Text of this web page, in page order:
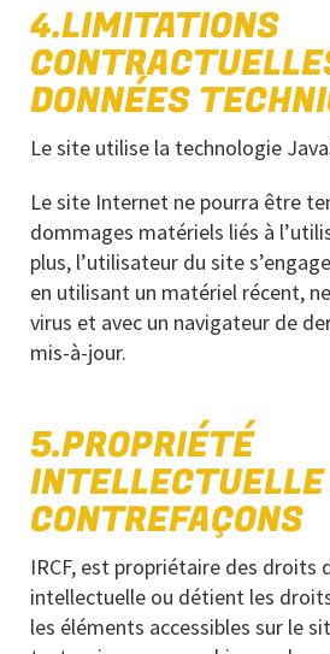
4.LIMITATIONS
DONNÉES
Le site utilise la technologie
Le site Internet ne pourra être
dommages matériels liés à
plus, l’utilisateur du site
en utilisant un matériel récent,
virus et avec un navigateur de
mis-à-jour.
5.PROPRIÉTÉ
CONTREFAÇONS
IRCF, est propriétaire des droits
intellectuelle ou détient les
les éléments accessibles sur le